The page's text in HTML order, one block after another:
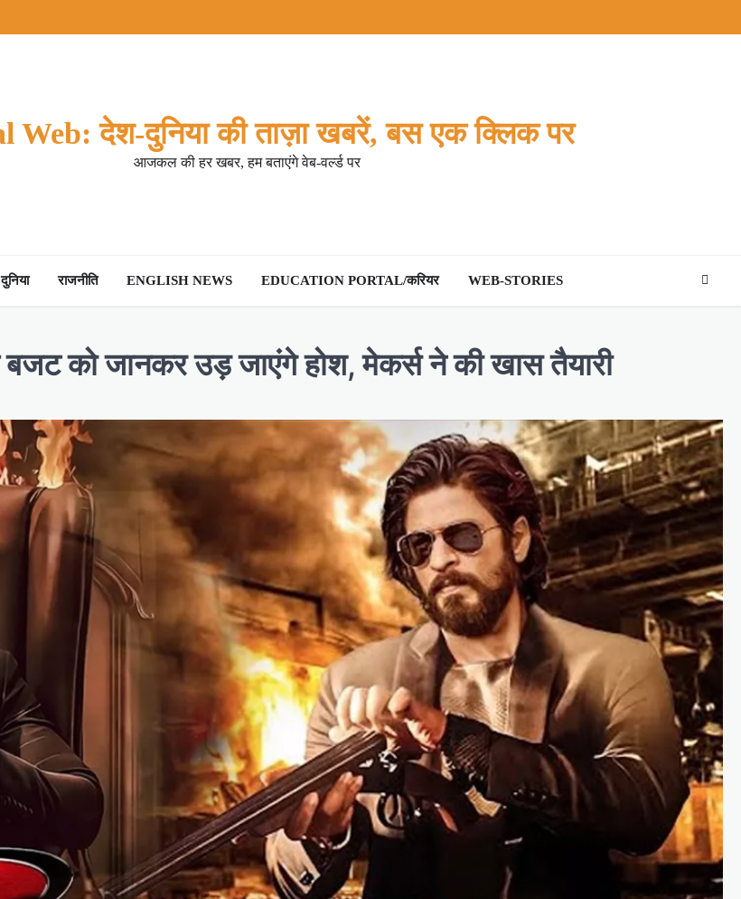
Web: देश-दुनिया की ताज़ा खबरें, बस एक क्लिक पर
आजकल की हर खबर, हम बताएंगे वेब-वर्ल्ड पर
दुनिया राजनीति ENGLISH NEWS EDUCATION PORTAL/करियर WEB-STORIES
को जानकर उड़ जाएंगे होश, मेकर्स ने की खास तैयारी